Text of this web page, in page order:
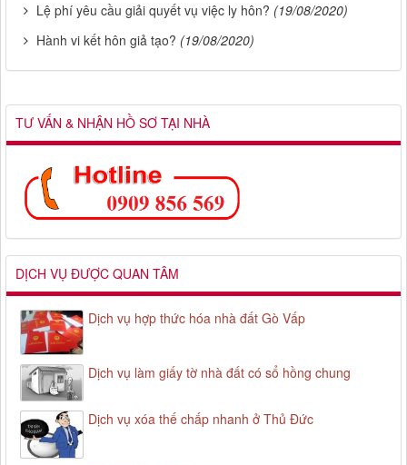
Lệ phí yêu cầu giải quyết vụ việc ly hôn? (19/08/2020)
Hành vi kết hôn giả tạo? (19/08/2020)
TƯ VẤN & NHẬN HỒ SƠ TẠI NHÀ
DỊCH VỤ ĐƯỢC QUAN TÂM
Dịch vụ hợp thức hóa nhà đất Gò Vấp
Dịch vụ làm giấy tờ nhà đất có sổ hồng chung
Dịch vụ xóa thế chấp nhanh ở Thủ Đức